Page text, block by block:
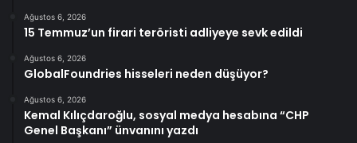
Ağustos 6, 2026
15 Temmuz’un firari teröristi adliyeye sevk edildi
Ağustos 6, 2026
GlobalFoundries hisseleri neden düşüyor?
Ağustos 6, 2026
Kemal Kılıçdaroğlu, sosyal medya hesabına “CHP
Genel Başkanı” ünvanını yazdı